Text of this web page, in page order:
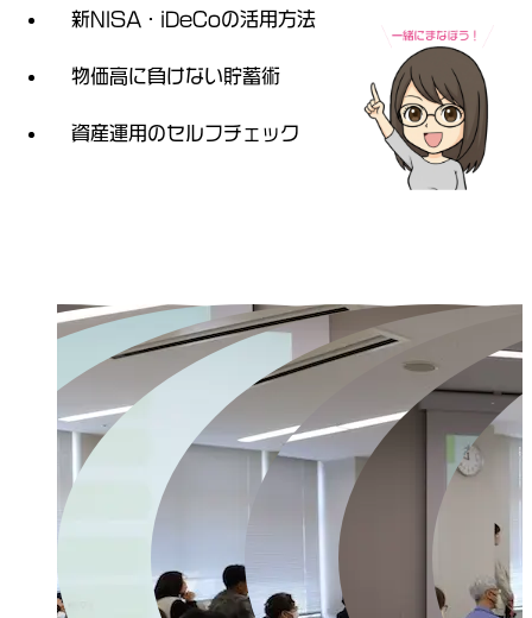
新NISA・iDeCoの活用方法
物価高に負けない貯蓄術
資産運用のセルフチェック